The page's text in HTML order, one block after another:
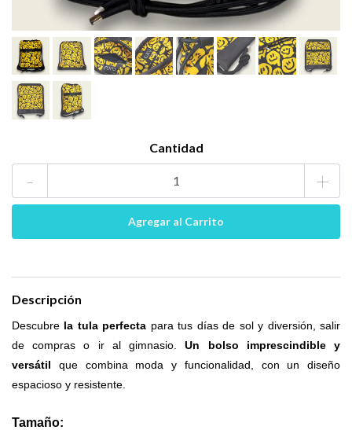
Cantidad
- +
Descripción
Descubre la tula perfecta para tus días de sol y diversión, salir
de compras o ir al gimnasio.Un bolso imprescindible y
versátil que combina moda y funcionalidad, con un diseño
espacioso y resistente.
Tamaño: